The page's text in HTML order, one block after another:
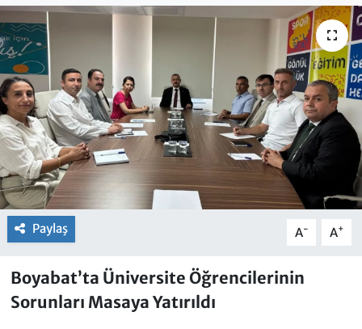
Paylaş A- A+
Boyabat’ta Üniversite Öğrencilerinin
Sorunları Masaya Yatırıldı
Haber Arşivi